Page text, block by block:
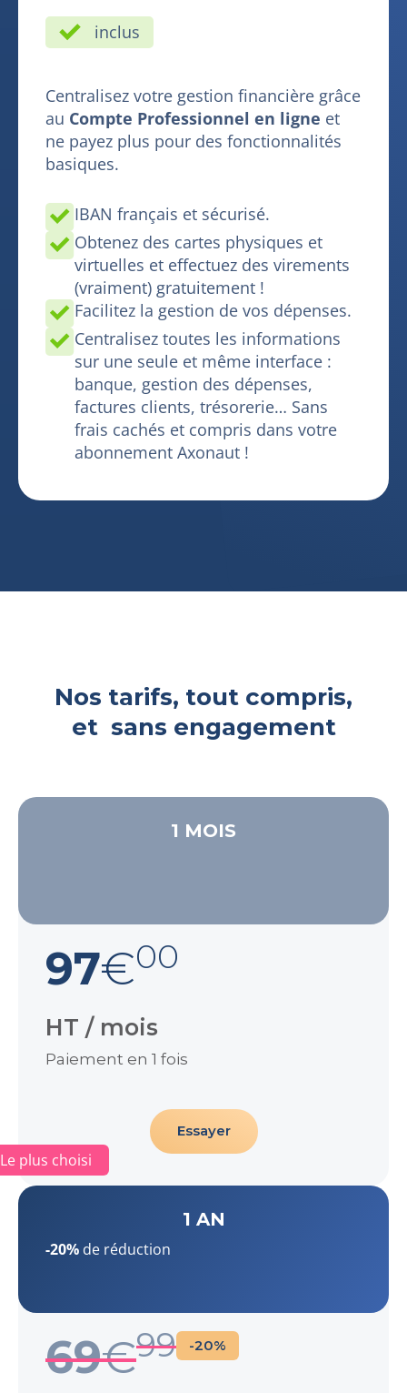
inclus
Centralisez votre gestion financière grâce
au Compte Professionnel en ligne et
ne payez plus pour des fonctionnalités
basiques.
IBAN français et sécurisé.
Obtenez des cartes physiques et
virtuelles et effectuez des virements
(vraiment) gratuitement !
Facilitez la gestion de vos dépenses.
Centralisez toutes les informations
sur une seule et même interface :
banque, gestion des dépenses,
factures clients, trésorerie… Sans
frais cachés et compris dans votre
abonnement Axonaut !
Nos tarifs, tout compris,
et sans engagement
1 MOIS
97€00
HT / mois
Paiement en 1 fois
Essayer
1 AN
-20% de réduction
Le plus choisi
69€99 -20%